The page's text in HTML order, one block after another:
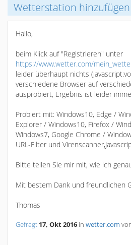
Wetterstation
Hallo,
beim Klick auf "Registrieren" unter
https://www.wetter.com/
leider überhaupt nichts
verschiedene Browser auf
ausprobiert, Ergebnis ist leider
Probiert mit: Windows10, Edge /
Explorer / Windows10, Firefox /
Windows7, Google Chrome /
URL-Filter und
Bitte teilen Sie mir mit, wie ich
Mit bestem Dank und freundlichen
Thomas
Gefragt 17, Okt 2016 in wetter.com